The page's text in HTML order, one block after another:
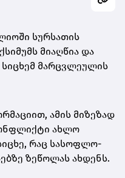
სურსათის
მიაღწია და
მარცვლეულის
ამის მიზეზად
ახლო
რაც სასოფლო-
ზეწოლას ახდენს.